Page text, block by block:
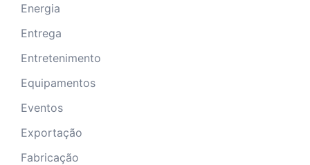
Energia
Entrega
Entretenimento
Equipamentos
Eventos
Exportação
Fabricação